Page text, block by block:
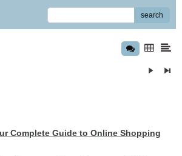
search
Complete Guide to Online Shopping